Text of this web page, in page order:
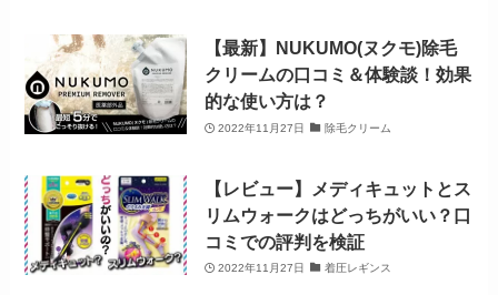
【最新】NUKUMO(ヌクモ)除毛
クリームの口コミ＆体験談！効果
的な使い方は？
2022年11月27日 除毛クリーム
【レビュー】メディキュットとス
リムウォークはどっちがいい？口
コミでの評判を検証
2022年11月27日 着圧レギンス